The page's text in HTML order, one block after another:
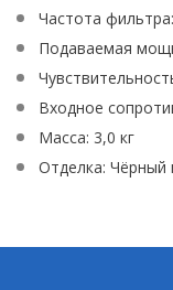
Частота
Подаваемая
Входное
Масса: 3,0 кг
Отделка: Чёрный